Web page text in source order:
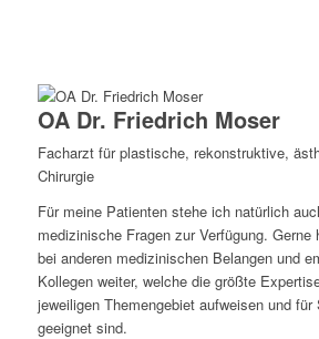
OA Dr. Friedrich Moser
Facharzt für plastische, rekonstruktive,
Chirurgie
Für meine Patienten stehe ich natürlich
medizinische Fragen zur Verfügung.
bei anderen medizinischen Belangen und
Kollegen weiter, welche die größte
jeweiligen Themengebiet aufweisen und
geeignet sind.